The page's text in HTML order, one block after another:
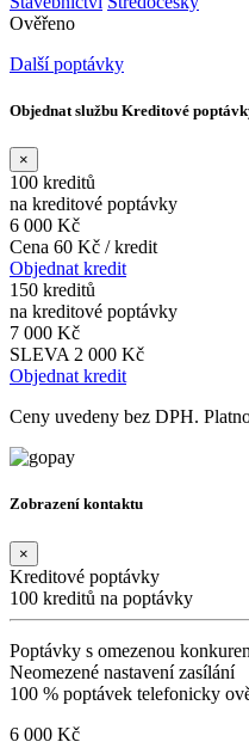
Ověřeno
Další poptávky
Objednat službu Kreditové
×
100 kreditů
na kreditové poptávky
6 000 Kč
Cena 60 Kč / kredit
Objednat kredit
150 kreditů
na kreditové poptávky
7 000 Kč
SLEVA 2 000 Kč
Objednat kredit
Ceny uvedeny bez DPH.
Zobrazení kontaktu
×
Kreditové poptávky
100 kreditů na poptávky
Poptávky s omezenou
Neomezené nastavení zasílání
100 % poptávek telefonicky
6 000 Kč